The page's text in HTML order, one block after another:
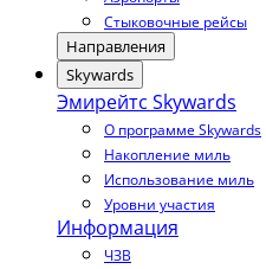
Стыковочные рейсы
Направления
Skywards
Эмирейтс Skywards
О программе Skywards
Накопление миль
Использование миль
Уровни участия
Информация
ЧЗВ